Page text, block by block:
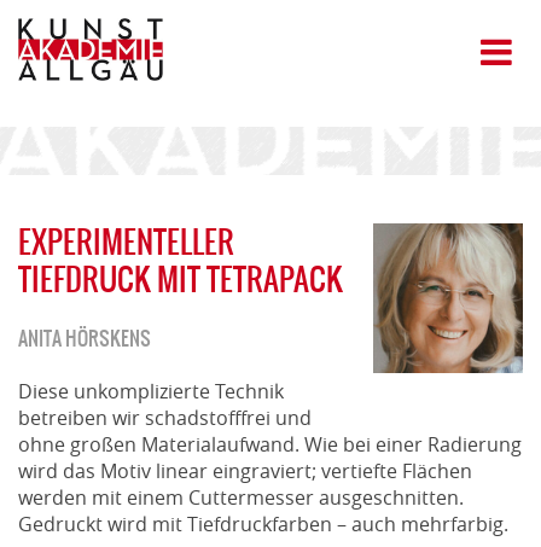
EXPERIMENTELLER
TIEFDRUCK MIT TETRAPACK
ANITA HÖRSKENS
Diese unkomplizierte Technik
betreiben wir schadstofffrei und
ohne großen Materialaufwand. Wie bei einer Radierung
wird das Motiv linear eingraviert; vertiefte Flächen
werden mit einem Cuttermesser ausgeschnitten.
Gedruckt wird mit Tiefdruckfarben – auch mehrfarbig.